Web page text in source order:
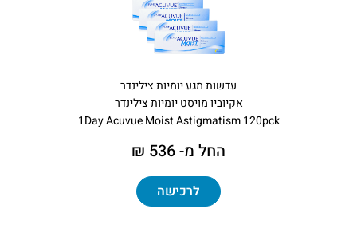
עדשות מגע יומיות צילינדר
אקיוביו מויסט יומיות צילינדר
1Day Acuvue Moist Astigmatism 120pck
החל מ- 536 ₪
לרכישה